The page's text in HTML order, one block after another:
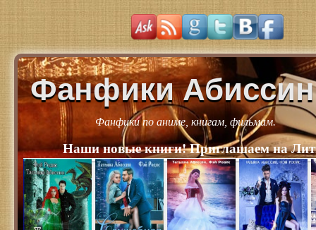
Фанфики Абиссин
Фанфики по аниме, книгам, фильмам.
Наши новые книги! Приглашаем на